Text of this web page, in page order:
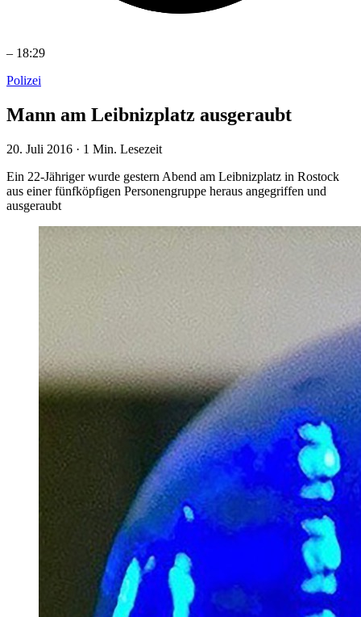
– 18:29
Polizei
Mann am Leibnizplatz ausgeraubt
20. Juli 2016 · 1 Min. Lesezeit
Ein 22-Jähriger wurde gestern Abend am Leibnizplatz in Rostock
aus einer fünfköpfigen Personengruppe heraus angegriffen und
ausgeraubt